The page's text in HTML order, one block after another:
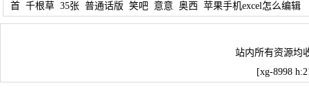
首 千根草 35张 普通话版 笑吧 意意 奥西 苹果手机excel怎么编辑
站内所有资源均
[xg-8998